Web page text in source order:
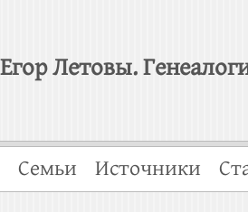
Летовы.
Семьи Источники